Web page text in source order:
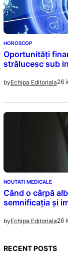
HOROSCOP
Oportunități
strălucesc sub
byEchipa Editoriala26
NOUTATI MEDICALE
Când o cârpă
semnificația și
byEchipa Editoriala26
RECENT POSTS